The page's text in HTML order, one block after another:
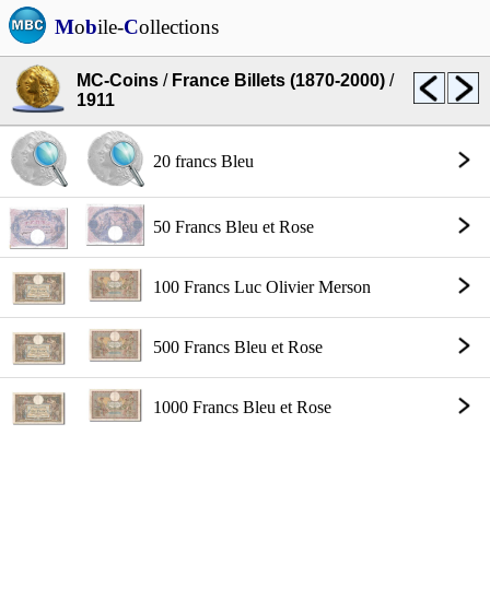
Mobile-Collections
MC-Coins / France Billets (1870-2000) /
1911
20 francs Bleu
50 Francs Bleu et Rose
100 Francs Luc Olivier Merson
500 Francs Bleu et Rose
1000 Francs Bleu et Rose